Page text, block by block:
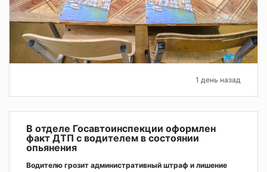
1 день назад
В отделе Госавтоинспекции оформлен
факт ДТП с водителем в состоянии
опьянения
Водителю грозит административный штраф и лишение